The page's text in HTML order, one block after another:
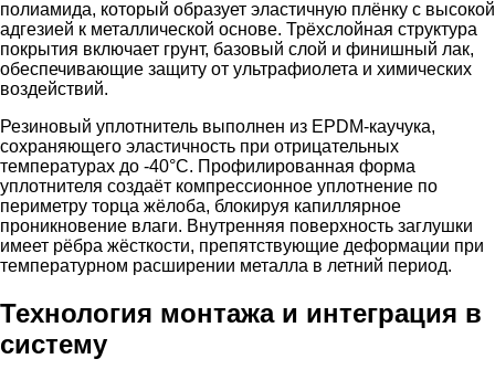
полиамида, который образует эластичную плёнку с высокой
адгезией к металлической основе. Трёхслойная структура
покрытия включает грунт, базовый слой и финишный лак,
обеспечивающие защиту от ультрафиолета и химических
воздействий.
Резиновый уплотнитель выполнен из EPDM-каучука,
сохраняющего эластичность при отрицательных
температурах до -40°C. Профилированная форма
уплотнителя создаёт компрессионное уплотнение по
периметру торца жёлоба, блокируя капиллярное
проникновение влаги. Внутренняя поверхность заглушки
имеет рёбра жёсткости, препятствующие деформации при
температурном расширении металла в летний период.
Технология монтажа и интеграция в
систему